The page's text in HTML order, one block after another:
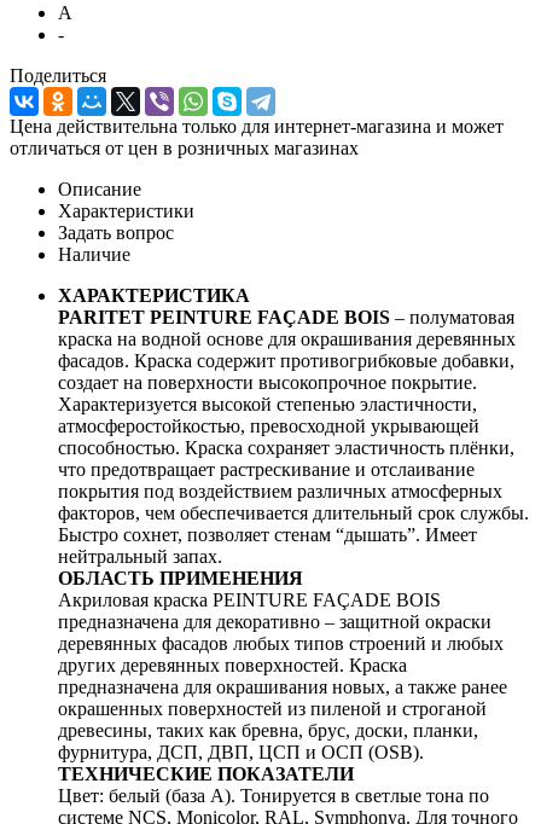
A
-
Поделиться
Цена действительна только для интернет-магазина и может
отличаться от цен в розничных магазинах
Описание
Характеристики
Задать вопрос
Наличие
ХАРАКТЕРИСТИКА
PARITET PEINTURE FAÇADE BOIS – полуматовая
краска на водной основе для окрашивания деревянных
фасадов. Краска содержит противогрибковые добавки,
создает на поверхности высокопрочное покрытие.
Характеризуется высокой степенью эластичности,
атмосферостойкостью, превосходной укрывающей
способностью. Краска сохраняет эластичность плёнки,
что предотвращает растрескивание и отслаивание
покрытия под воздействием различных атмосферных
факторов, чем обеспечивается длительный срок службы.
Быстро сохнет, позволяет стенам “дышать”. Имеет
нейтральный запах.
ОБЛАСТЬ ПРИМЕНЕНИЯ
Акриловая краска PEINTURE FAÇADE BOIS
предназначена для декоративно – защитной окраски
деревянных фасадов любых типов строений и любых
других деревянных поверхностей. Краска
предназначена для окрашивания новых, а также ранее
окрашенных поверхностей из пиленой и строганой
древесины, таких как бревна, брус, доски, планки,
фурнитура, ДСП, ДВП, ЦСП и ОСП (OSB).
ТЕХНИЧЕСКИЕ ПОКАЗАТЕЛИ
Цвет: белый (база А). Тонируется в светлые тона по
системе NCS, Monicolor, RAL, Symphonya. Для точного